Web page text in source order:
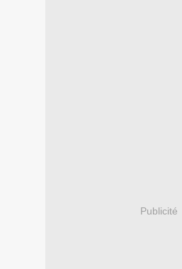
Publicité